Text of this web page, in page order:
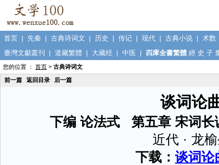
首页 | 先秦 | 古典诗词文 | 历史 | 传记 | 现代 | 古典小说 | 术数
臺灣文獻叢刊
| 道藏繁體 | 大藏经 | 中医 | 四庫全書繁體 經 史 子
您的位置 ： 首页 > 古典诗词文
前一篇
返回目录 后一篇
谈词论
下编 论法式 第五章 宋词长
近代 · 龙
下载： 谈词